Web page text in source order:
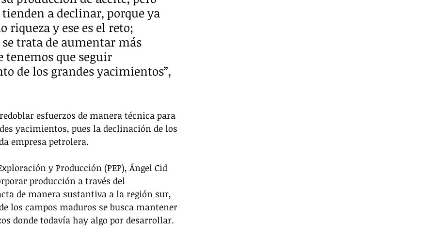
a declinar, porque ya
riqueza y ese es el reto;
trata de aumentar más
tenemos que seguir
de los grandes yacimientos”,
esfuerzos de manera técnica para
yacimientos, pues la declinación de los
empresa petrolera.
y Producción (PEP), Ángel Cid
producción a través del
de manera sustantiva a la región sur,
los campos maduros se busca mantener
donde todavía hay algo por desarrollar.